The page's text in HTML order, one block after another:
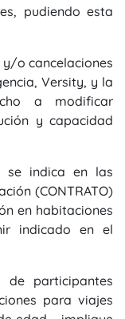
pudiendo esta
y/o cancelaciones
Versity, y la
a modificar
y capacidad
se indica en las
(CONTRATO)
en habitaciones
indicado en el
participantes
para viajes